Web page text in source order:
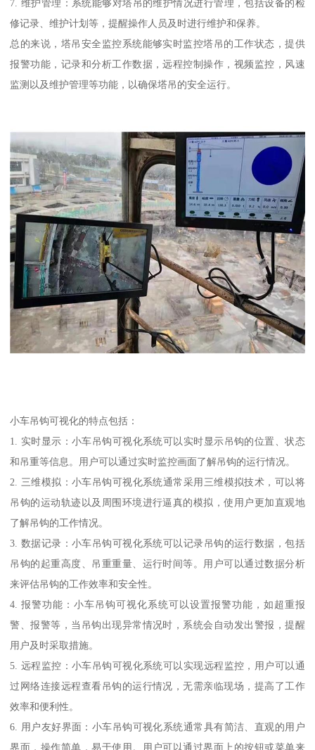
7. 维护管理：系统能够对塔吊的维护情况进行管理，包括设备的检
修记录、维护计划等，提醒操作人员及时进行维护和保养。
总的来说，塔吊安全监控系统能够实时监控塔吊的工作状态，提供
报警功能，记录和分析工作数据，远程控制操作，视频监控，风速
监测以及维护管理等功能，以确保塔吊的安全运行。
小车吊钩可视化的特点包括：
1. 实时显示：小车吊钩可视化系统可以实时显示吊钩的位置、状态
和吊重等信息。用户可以通过实时监控画面了解吊钩的运行情况。
2. 三维模拟：小车吊钩可视化系统通常采用三维模拟技术，可以将
吊钩的运动轨迹以及周围环境进行逼真的模拟，使用户更加直观地
了解吊钩的工作情况。
3. 数据记录：小车吊钩可视化系统可以记录吊钩的运行数据，包括
吊钩的起重高度、吊重重量、运行时间等。用户可以通过数据分析
来评估吊钩的工作效率和安全性。
4. 报警功能：小车吊钩可视化系统可以设置报警功能，如超重报
警、报警等，当吊钩出现异常情况时，系统会自动发出警报，提醒
用户及时采取措施。
5. 远程监控：小车吊钩可视化系统可以实现远程监控，用户可以通
过网络连接远程查看吊钩的运行情况，无需亲临现场，提高了工作
效率和便利性。
6. 用户友好界面：小车吊钩可视化系统通常具有简洁、直观的用户
界面，操作简单，易于使用。用户可以通过界面上的按钮或菜单来